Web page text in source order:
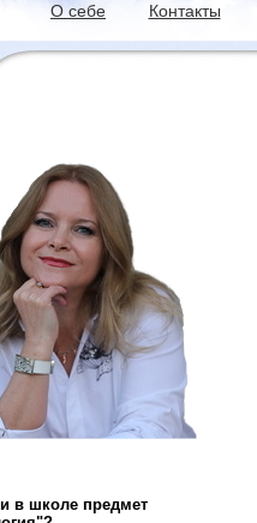
О себе Контакты
в школе предмет